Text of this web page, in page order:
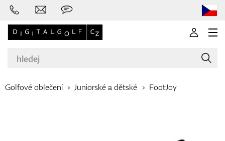
Golfové oblečení Juniorské a dětské FootJoy